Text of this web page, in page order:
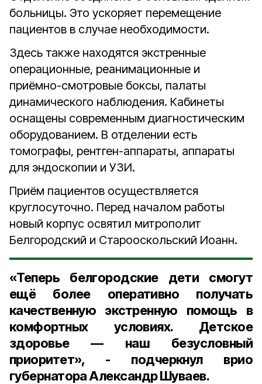
больницы. Это ускоряет перемещение
пациентов в случае необходимости.
Здесь также находятся экстренные
операционные, реанимационные и
приёмно-смотровые боксы, палаты
динамического наблюдения. Кабинеты
оснащены современным диагностическим
оборудованием. В отделении есть
томографы, рентген-аппараты, аппараты
для эндоскопии и УЗИ.
Приём пациентов осуществляется
круглосуточно. Перед началом работы
новый корпус освятил митрополит
Белгородский и Старооскольский Иоанн.
«Теперь белгородские дети смогут
ещё более оперативно получать
качественную экстренную помощь в
комфортных условиях. Детское
здоровье — наш безусловный
приоритет», - подчеркнул врио
губернатора Александр Шуваев.